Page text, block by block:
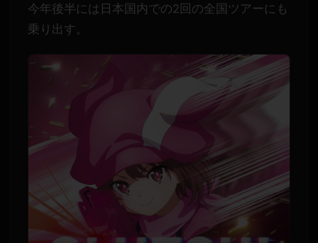
今年後半には日本国内での2回の全国ツアーにも
乗り出す。